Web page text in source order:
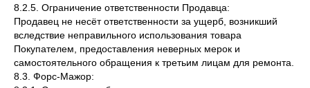
8.2.5. Ограничение ответственности Продавца:
Продавец не несёт ответственности за ущерб, возникший
вследствие неправильного использования товара
Покупателем, предоставления неверных мерок и
самостоятельного обращения к третьим лицам для ремонта.
8.3. Форс-Мажор: